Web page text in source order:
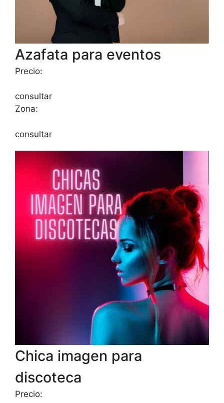
Azafata para eventos
Precio:
consultar
Zona:
consultar
Chica imagen para
discoteca
Precio: